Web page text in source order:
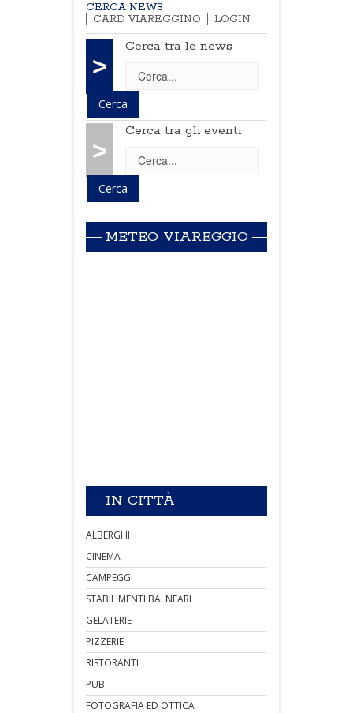
CERCA NEWS
CARD VIAREGGINO
LOGIN
>
Cerca tra le news
>
Cerca tra gli eventi
METEO VIAREGGIO
IN CITTÀ
ALBERGHI
CINEMA
CAMPEGGI
STABILIMENTI BALNEARI
GELATERIE
PIZZERIE
RISTORANTI
PUB
FOTOGRAFIA ED OTTICA